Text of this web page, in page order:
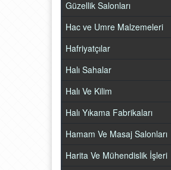
Güzellik Salonları
Hac ve Umre Malzemeleri
Hafriyatçılar
Halı Sahalar
Halı Ve Kilim
Halı Yıkama Fabrikaları
Hamam Ve Masaj Salonları
Harita Ve Mühendislik İşleri